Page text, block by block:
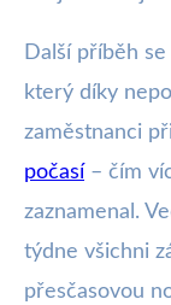
Další příběh
který díky
zaměstnanci
počasí – čím
zaznamenal.
týdne všichni
přesčasovou